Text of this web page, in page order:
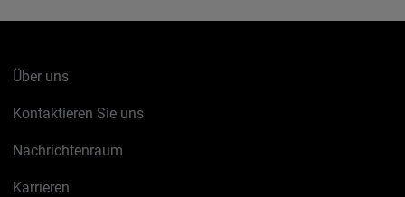
Über uns
Kontaktieren Sie uns
Nachrichtenraum
Karrieren